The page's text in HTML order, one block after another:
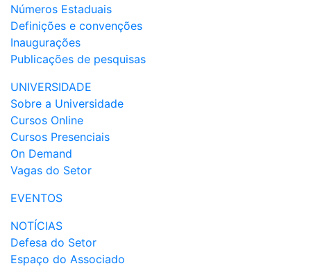
Números Estaduais
Definições e convenções
Inaugurações
Publicações de pesquisas
UNIVERSIDADE
Sobre a Universidade
Cursos Online
Cursos Presenciais
On Demand
Vagas do Setor
EVENTOS
NOTÍCIAS
Defesa do Setor
Espaço do Associado